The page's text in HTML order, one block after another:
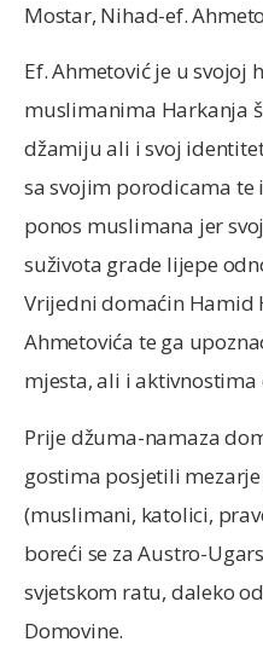
Mostar, Nihad-ef.
Ef. Ahmetović je u svojoj
muslimanima Harkanja
džamiju ali i svoj
sa svojim porodicama te
ponos muslimana jer
suživota grade lijepe
Vrijedni domaćin Hamid
Ahmetovića te ga
mjesta, ali i
Prije džuma-namaza
gostima posjetili
(muslimani, katolici,
boreći se za Austro-
svjetskom ratu, daleko
Domovine.